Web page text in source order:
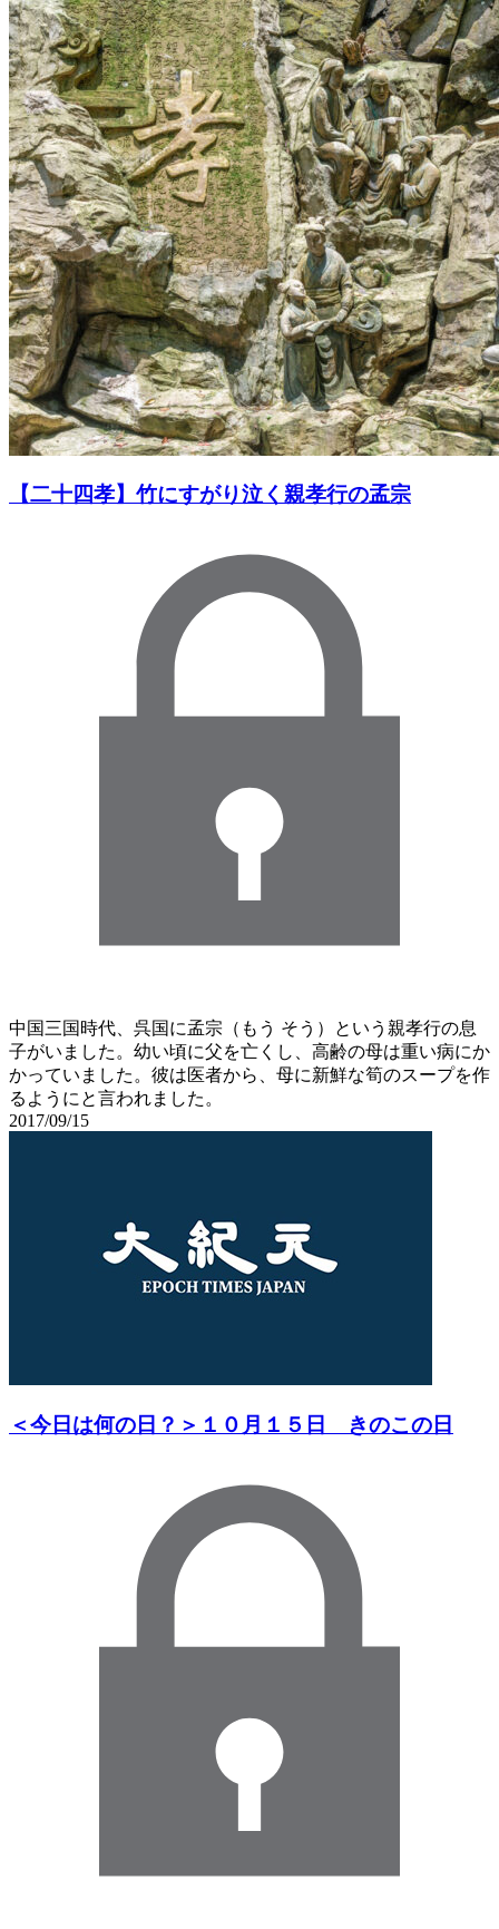
【二十四孝】竹にすがり泣く親孝行の孟宗
中国三国時代、呉国に孟宗（もう そう）という親孝行の息
子がいました。幼い頃に父を亡くし、高齢の母は重い病にか
かっていました。彼は医者から、母に新鮮な筍のスープを作
るようにと言われました。
2017/09/15
＜今日は何の日？＞１０月１５日 きのこの日